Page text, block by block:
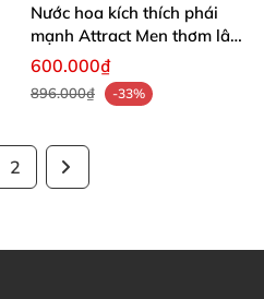
Nước hoa kích thích phái
mạnh Attract Men thơm lâu
hấp dẫn
600.000₫
896.000₫ -33%
2